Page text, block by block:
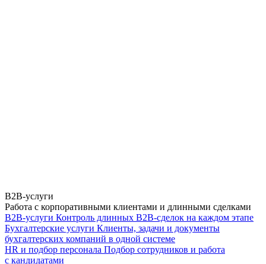
B2B-услуги
Работа с корпоративными клиентами и длинными сделками
B2B-услуги Контроль длинных B2B-сделок на каждом этапе
Бухгалтерские услуги Клиенты, задачи и документы
бухгалтерских компаний в одной системе
HR и подбор персонала Подбор сотрудников и работа
с кандидатами